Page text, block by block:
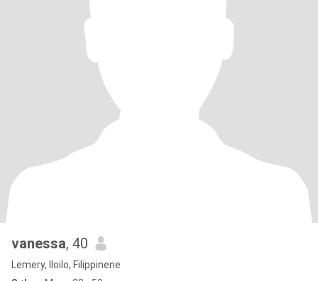
vanessa, 40
Lemery, Iloilo, Filippinene